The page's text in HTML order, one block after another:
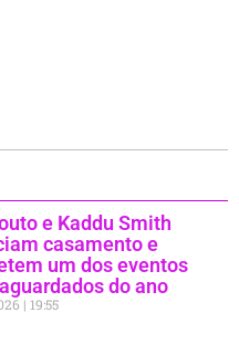
e Kaddu Smith
casamento e
um dos eventos
do ano
19:55